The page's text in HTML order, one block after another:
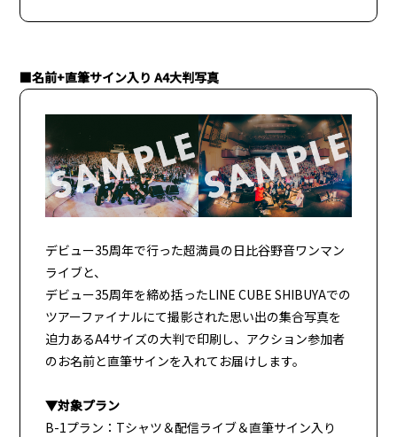
■名前+直筆サイン入り A4大判写真
デビュー35周年で行った超満員の日比谷野音ワンマン
ライブと、
デビュー35周年を締め括ったLINE CUBE SHIBUYAでの
ツアーファイナルにて撮影された思い出の集合写真を
迫力あるA4サイズの大判で印刷し、アクション参加者
のお名前と直筆サインを入れてお届けします。
▼対象プラン
B-1プラン：Tシャツ＆配信ライブ＆直筆サイン入り